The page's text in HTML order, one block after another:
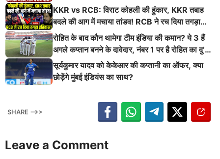
ऐसी दहाड़
KKR vs RCB: विराट कोहली की हुंकार, KKR तबाह
बदले की आग में मचाया तांडव! RCB ने रच दिया तगड़ा
इतिहास
रोहित के बाद कौन थामेगा टीम इंडिया की कमान? ये 3 हैं
अगले कप्तान बनने के दावेदार, नंबर 1 पर है रोहित का दु’
श्मन
सूर्यकुमार यादव को केकेआर की कप्तानी का ऑफर, क्या
छोड़ेंगे मुंबई इंडियंस का साथ?
SHARE -->>
Leave a Comment